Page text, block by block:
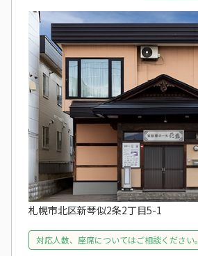
札幌市北区新琴似2条2丁目5-1
対応人数、座席についてはご相談ください。